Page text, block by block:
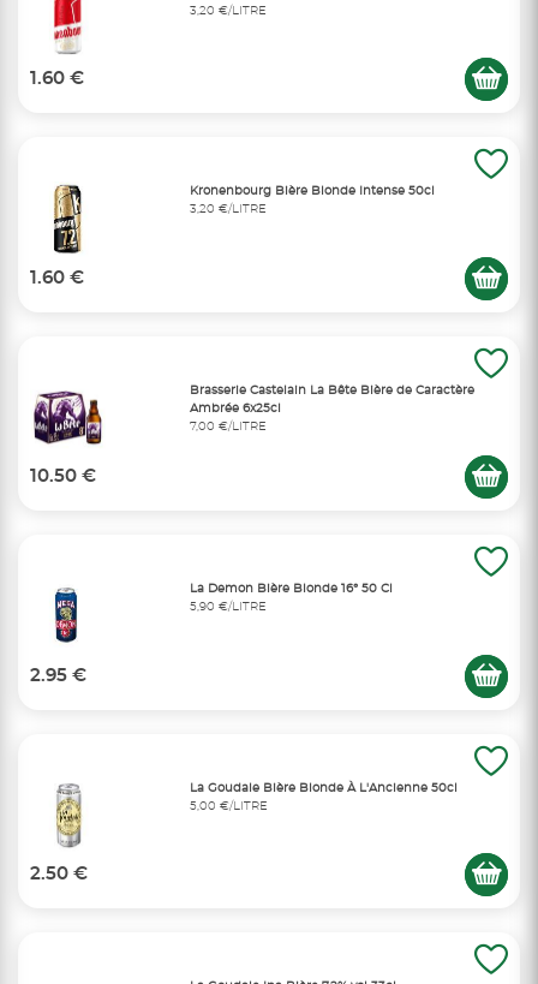
3,20 €/LITRE
1.60 €
Kronenbourg Bière Blonde Intense 50cl
3,20 €/LITRE
1.60 €
Brasserie Castelain La Bête Bière de Caractère
Ambrée 6x25cl
7,00 €/LITRE
10.50 €
La Demon Bière Blonde 16° 50 Cl
5,90 €/LITRE
2.95 €
La Goudale Bière Blonde À L'Ancienne 50cl
5,00 €/LITRE
2.50 €